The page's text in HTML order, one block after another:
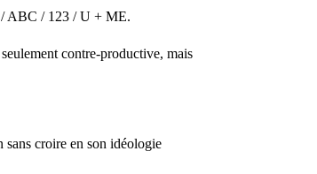
/ ABC / 123 / U + ME.
contre-productive, mais
sans croire en son idéologie